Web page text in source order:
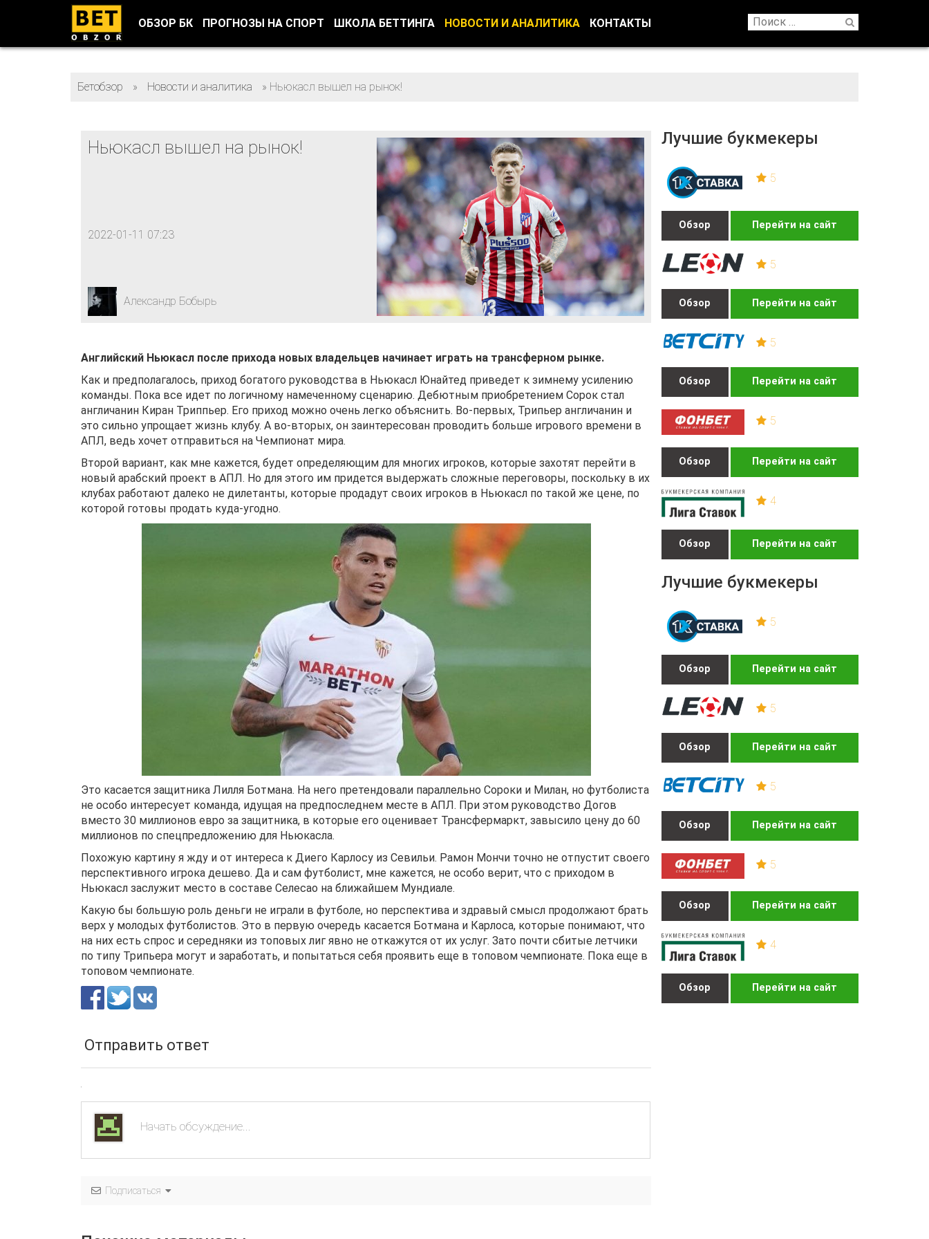
ОБЗОР БК ПРОГНОЗЫ НА СПОРТ ШКОЛА БЕТТИНГА НОВОСТИ И АНАЛИТИКА КОНТАКТЫ
Бетобзор » Новости и аналитика » Ньюкасл вышел на рынок!
Лучшие букмекеры
5
Обзор Перейти на сайт
5
Обзор Перейти на сайт
5
Обзор Перейти на сайт
5
Обзор Перейти на сайт
4
Обзор Перейти на сайт
Лучшие букмекеры
5
Обзор Перейти на сайт
5
Обзор Перейти на сайт
5
Обзор Перейти на сайт
5
Обзор Перейти на сайт
4
Обзор Перейти на сайт
Ньюкасл вышел на рынок!
2022-01-11 07:23
Александр Бобырь
Английский Ньюкасл после прихода новых владельцев начинает играть на трансферном рынке.
Как и предполагалось, приход богатого руководства в Ньюкасл Юнайтед приведет к зимнему усилению
команды. Пока все идет по логичному намеченному сценарию. Дебютным приобретением Сорок стал
англичанин Киран Триппьер. Его приход можно очень легко объяснить. Во-первых, Трипьер англичанин и
это сильно упрощает жизнь клубу. А во-вторых, он заинтересован проводить больше игрового времени в
АПЛ, ведь хочет отправиться на Чемпионат мира.
Второй вариант, как мне кажется, будет определяющим для многих игроков, которые захотят перейти в
новый арабский проект в АПЛ. Но для этого им придется выдержать сложные переговоры, поскольку в их
клубах работают далеко не дилетанты, которые продадут своих игроков в Ньюкасл по такой же цене, по
которой готовы продать куда-угодно.
Это касается защитника Лилля Ботмана. На него претендовали параллельно Сороки и Милан, но футболиста
не особо интересует команда, идущая на предпоследнем месте в АПЛ. При этом руководство Догов
вместо 30 миллионов евро за защитника, в которые его оценивает Трансфермаркт, завысило цену до 60
миллионов по спецпредложению для Ньюкасла.
Похожую картину я жду и от интереса к Диего Карлосу из Севильи. Рамон Мончи точно не отпустит своего
перспективного игрока дешево. Да и сам футболист, мне кажется, не особо верит, что с приходом в
Ньюкасл заслужит место в составе Селесао на ближайшем Мундиале.
Какую бы большую роль деньги не играли в футболе, но перспектива и здравый смысл продолжают брать
верх у молодых футболистов. Это в первую очередь касается Ботмана и Карлоса, которые понимают, что
на них есть спрос и середняки из топовых лиг явно не откажутся от их услуг. Зато почти сбитые летчики
по типу Трипьера могут и заработать, и попытаться себя проявить еще в топовом чемпионате. Пока еще в
топовом чемпионате.
Отправить ответ
Подписаться